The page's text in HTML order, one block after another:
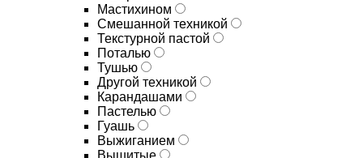
Мастихином
Смешанной техникой
Текстурной пастой
Поталью
Тушью
Другой техникой
Карандашами
Пастелью
Гуашь
Выжиганием
Вышитые